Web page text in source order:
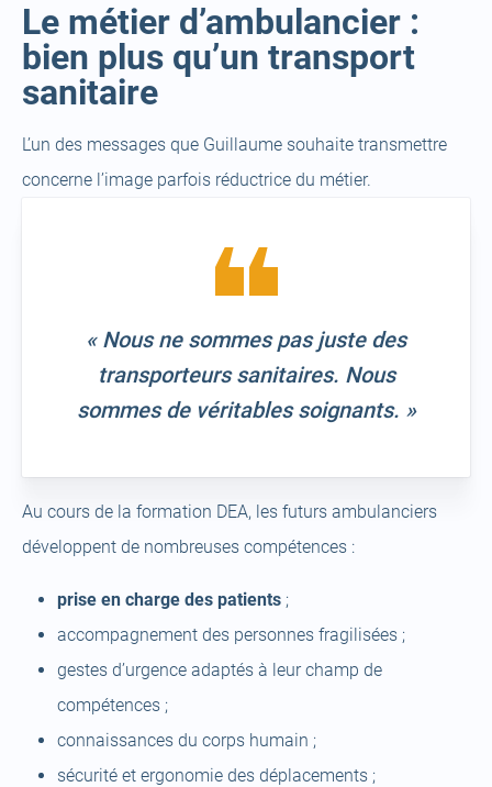
Le métier d’ambulancier :
bien plus qu’un transport
sanitaire
L’un des messages que Guillaume souhaite transmettre
concerne l’image parfois réductrice du métier.
« Nous ne sommes pas juste des
transporteurs sanitaires. Nous
sommes de véritables soignants. »
Au cours de la formation DEA, les futurs ambulanciers
développent de nombreuses compétences :
prise en charge des patients ;
accompagnement des personnes fragilisées ;
gestes d’urgence adaptés à leur champ de
compétences ;
connaissances du corps humain ;
sécurité et ergonomie des déplacements ;